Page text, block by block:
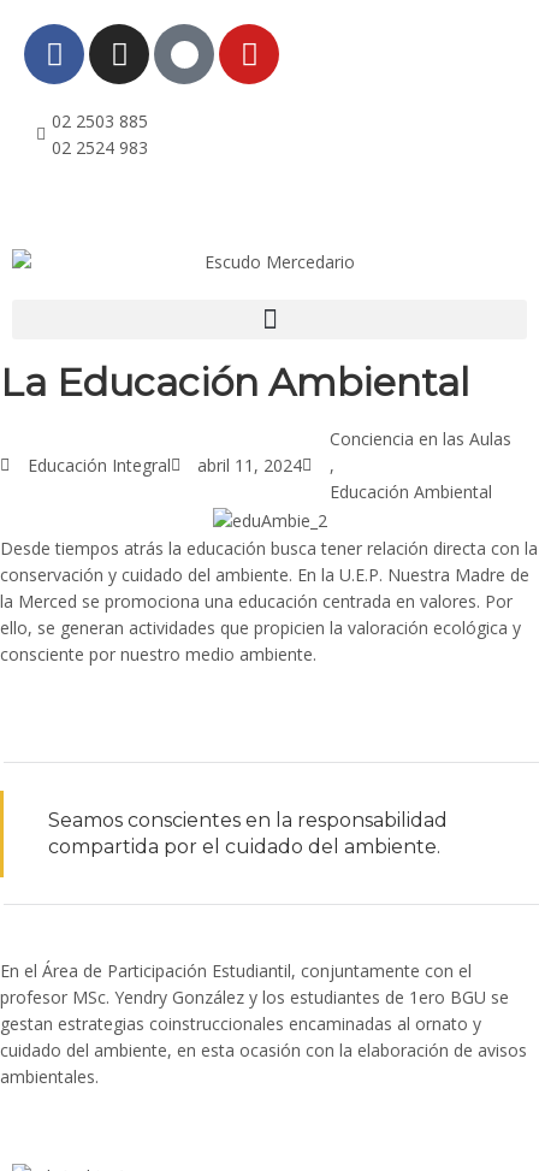
02 2503 885
02 2524 983
La Educación Ambiental
Educación Integral abril 11, 2024
Conciencia en las Aulas
,
Educación Ambiental
Desde tiempos atrás la educación busca tener relación directa con la
conservación y cuidado del ambiente. En la U.E.P. Nuestra Madre de
la Merced se promociona una educación centrada en valores. Por
ello, se generan actividades que propicien la valoración ecológica y
consciente por nuestro medio ambiente.
Seamos conscientes en la responsabilidad
compartida por el cuidado del ambiente.
En el Área de Participación Estudiantil, conjuntamente con el
profesor MSc. Yendry González y los estudiantes de 1ero BGU se
gestan estrategias coinstruccionales encaminadas al ornato y
cuidado del ambiente, en esta ocasión con la elaboración de avisos
ambientales.